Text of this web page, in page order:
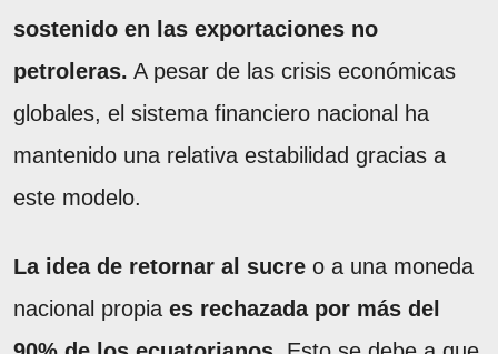
sostenido en las exportaciones no
petroleras. A pesar de las crisis económicas
globales, el sistema financiero nacional ha
mantenido una relativa estabilidad gracias a
este modelo.
La idea de retornar al sucre o a una moneda
nacional propia es rechazada por más del